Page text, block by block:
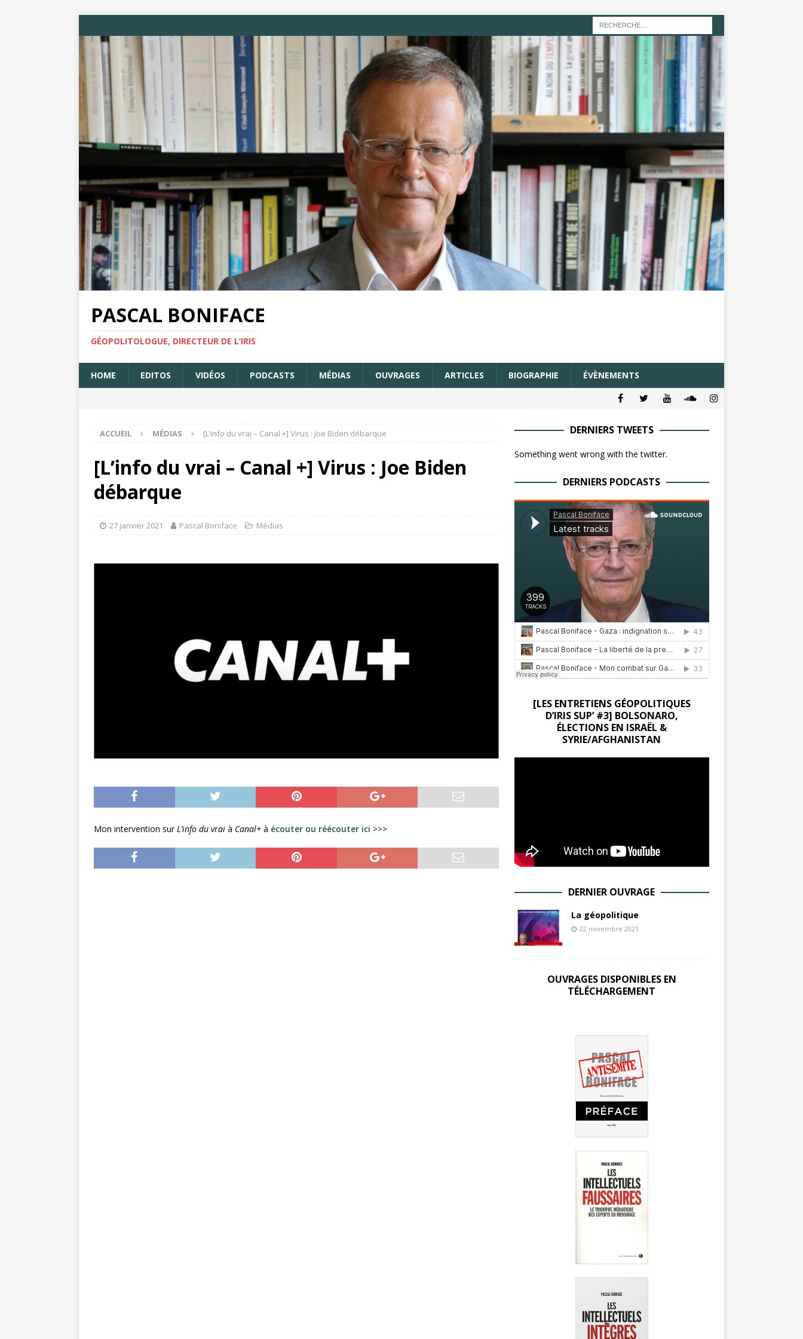
PASCAL BONIFACE
GÉOPOLITOLOGUE, DIRECTEUR DE L’IRIS
HOME EDITOS VIDÉOS PODCASTS MÉDIAS OUVRAGES ARTICLES BIOGRAPHIE ÉVÈNEMENTS
ACCUEIL MÉDIAS [L’info du vrai – Canal +] Virus : Joe Biden débarque
[L’info du vrai – Canal +] Virus : Joe Biden
débarque
27 janvier 2021 Pascal Boniface Médias
Mon intervention surL’info du vrai à Canal+ à écouter ou réécouter ici >>>
DERNIERS TWEETS
Something went wrong with the twitter.
DERNIERS PODCASTS
[LES ENTRETIENS GÉOPOLITIQUES
D’IRIS SUP’ #3] BOLSONARO,
ÉLECTIONS EN ISRAËL &
SYRIE/AFGHANISTAN
DERNIER OUVRAGE
La géopolitique
22 novembre 2021
OUVRAGES DISPONIBLES EN
TÉLÉCHARGEMENT